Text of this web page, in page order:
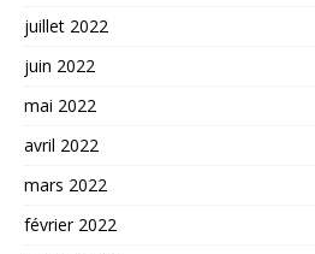
juillet 2022
juin 2022
mai 2022
avril 2022
mars 2022
février 2022